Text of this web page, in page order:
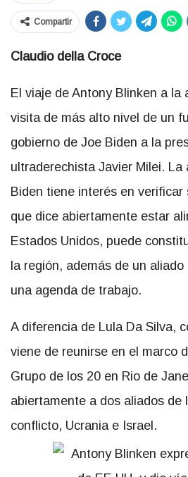
Compartir
Claudio della Croce
El viaje de Antony Blinken a la
visita de más alto nivel de un
gobierno de Joe Biden a la
ultraderechista Javier Milei. La
Biden tiene interés en verificar
que dice abiertamente estar
Estados Unidos, puede
la región, además de un
una agenda de trabajo.
A diferencia de Lula Da Silva,
viene de reunirse en el marco
Grupo de los 20 en Rio de
abiertamente a dos aliados de
conflicto, Ucrania e Israel.